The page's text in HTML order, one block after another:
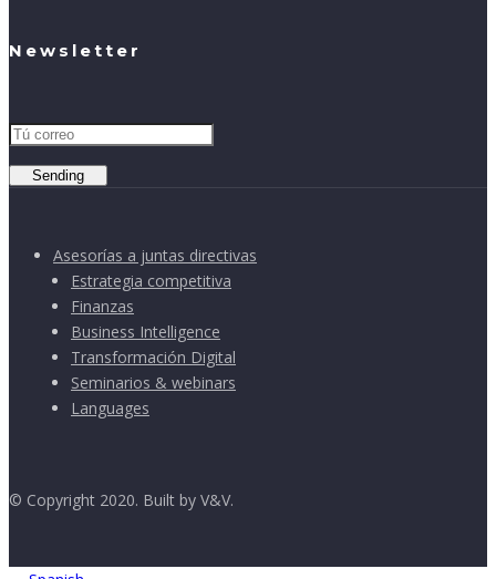
Newsletter
Sending
Asesorías a juntas directivas
Estrategia competitiva
Finanzas
Business Intelligence
Transformación Digital
Seminarios & webinars
Languages
© Copyright 2020. Built by V&V.